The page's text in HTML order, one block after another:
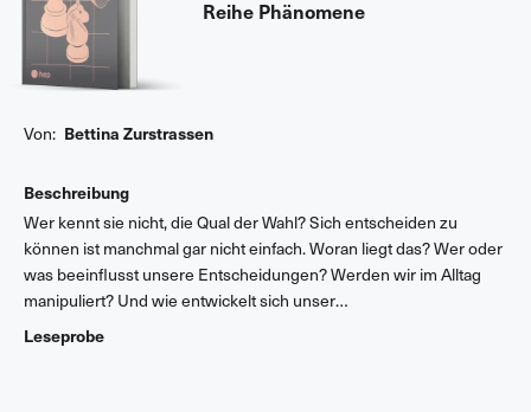
Reihe Phänomene
Von: Bettina Zurstrassen
Beschreibung
Wer kennt sie nicht, die Qual der Wahl? Sich entscheiden zu
können ist manchmal gar nicht einfach. Woran liegt das? Wer oder
was beeinflusst unsere Entscheidungen? Werden wir im Alltag
manipuliert? Und wie entwickelt sich unser
Gerechtigkeitsempfinden? In diesem Band erhalten Sie
spannende Einblicke in Erkenntnisse aus der
Leseprobe